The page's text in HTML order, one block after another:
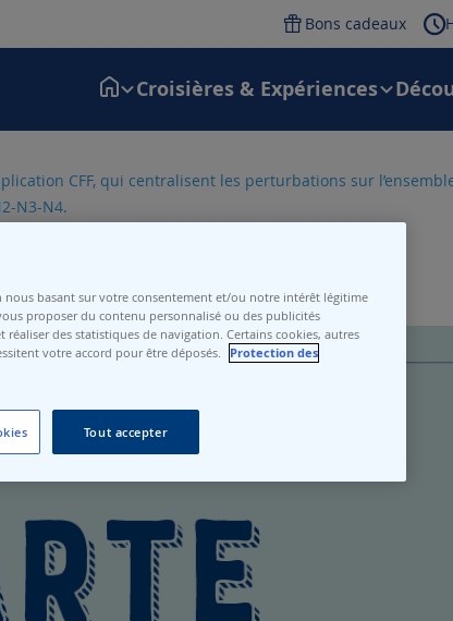
Bons cadeaux
Croisières & Expériences
CFF, qui centralisent les perturbations sur
N3-N4.
nous basant sur votre consentement et/ou notre intérêt légitime
proposer du contenu personnalisé ou des publicités
des statistiques de navigation. Certains cookies, autres
votre accord pour être déposés.
Protection des
Tout accepter